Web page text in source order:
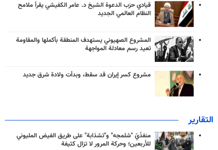
قيادي حزب الدعوة الشيخ د. عامر الكفيشي يقرأ ملامح
النظام العالمي الجديد
المشروع الصهيوني يستهدف المنطقة بأكملها والمقاومة
تعيد رسم معادلة المواجهة
مشروع كسر إيران قد سقط، وبدأت ولادة شرق جديد
التقارير
منفذَيّ "شلمجه" و"تشذابة" على طريق الفيض المليوني
للأربعين؛ وحركة المرور لا تزال كثيفة